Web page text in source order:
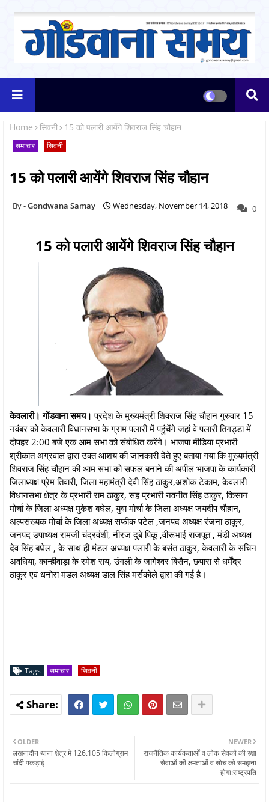
Home सिवनी 15 को पलारी आयेंगे शिवराज सिंह चौहान
समाचार सिवनी
15 को पलारी आयेंगे शिवराज सिंह चौहान
Gondwana Samay Wednesday, November 14, 2018 0
15 को पलारी आयेंगे शिवराज सिंह चौहान
केवलारी। गोंडवाना समय। प्रदेश के मुख्यमंत्री शिवराज सिंह चौहान गुरुवार 15
नवंबर को केवलारी विधानसभा के ग्राम पलारी में पहुंचेंगे जहां वे पलारी तिगड्डा में
दोपहर 2:00 बजे एक आम सभा को संबोधित करेंगे। भाजपा मीडिया प्रभारी
श्रीकांत अग्रवाल द्वारा उक्त आशय की जानकारी देते हुए बताया गया कि मुख्यमंत्री
शिवराज सिंह चौहान की आम सभा को सफल बनाने की अपील भाजपा के कार्यकारी
जिलाध्यक्ष प्रेम तिवारी, जिला महामंत्री देवी सिंह ठाकुर,अशोक टेकाम, केवलारी
विधानसभा क्षेत्र के प्रभारी राम ठाकुर, सह प्रभारी नवनीत सिंह ठाकुर, किसान
मोर्चा के जिला अध्यक्ष मुकेश बघेल, युवा मोर्चा के जिला अध्यक्ष जयदीप चौहान,
अल्पसंख्यक मोर्चा के जिला अध्यक्ष सफीक पटेल ,जनपद अध्यक्ष रंजना ठाकुर,
जनपद उपाध्यक्ष रामजी चंद्रवंशी, नीरज दुबे पिंकू ,वीरूभाई राजपूत , मंडी अध्यक्ष
देव सिंह बघेल , के साथ ही मंडल अध्यक्ष पलारी के बसंत ठाकुर, केवलारी के सचिन
अवधिया, कान्हीवाड़ा के रमेश राय, उंगली के जागेश्वर बिसैन, छपारा से धर्मेंद्र
ठाकुर एवं धनोरा मंडल अध्यक्ष डाल सिंह मर्सकोले द्वारा की गई है।
Tags समाचार सिवनी
NEWER
राजनैतिक कार्यकतार्ओं व लोक सेवकों की रक्षा
सेवाओं की क्षमताओं व सोच को समझना
होगा:राष्ट्रपति
OLDER
लखनादौन थाना क्षेत्र में 126.105 किलोग्राम
चांदी पकड़ाई